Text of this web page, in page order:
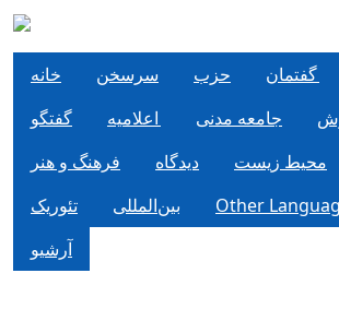
Skip to main content
خانه سرسخن حزب
گفتگو
جامعه مدنی
فرهنگ و هنر
دیدگاه محیط زیست
تئوریک
بین‌المللی Other
آرشیو